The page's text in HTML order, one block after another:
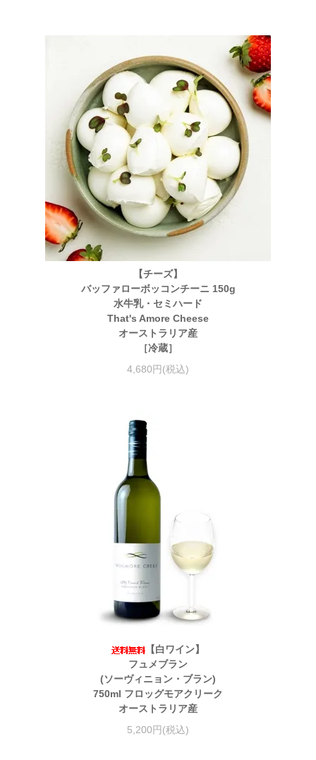
【チーズ】
バッファローボッコンチーニ 150g
水牛乳・セミハード
That's Amore Cheese
オーストラリア産
［冷蔵］
4,680円(税込)
【白ワイン】
フュメブラン
(ソーヴィニョン・ブラン)
750ml フロッグモアクリーク
オーストラリア産
5,200円(税込)